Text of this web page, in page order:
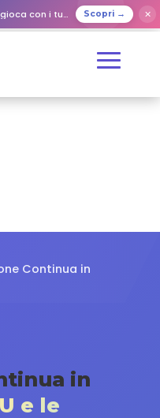
con i tuoi cari Scopri → ✕
Continua in
in
e le